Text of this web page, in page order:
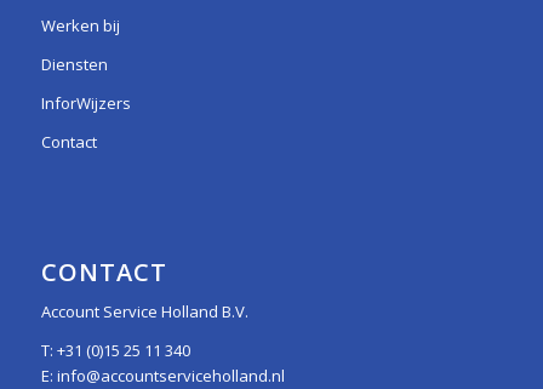
Werken bij
Diensten
InforWijzers
Contact
CONTACT
Account Service Holland B.V.
T: +31 (0)15 25 11 340
E: info@accountserviceholland.nl